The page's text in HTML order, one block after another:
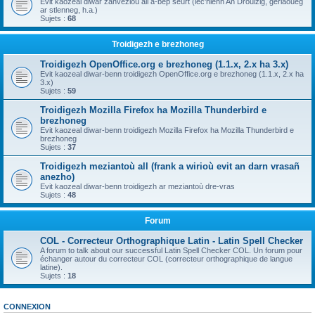
ar stlenneg, h.a.)
Sujets : 68
Troidigezh e brezhoneg
Troidigezh OpenOffice.org e brezhoneg (1.1.x, 2.x ha 3.x)
Evit kaozeal diwar-benn troidigezh OpenOffice.org e brezhoneg (1.1.x, 2.x ha
3.x)
Sujets : 59
Troidigezh Mozilla Firefox ha Mozilla Thunderbird e
brezhoneg
Evit kaozeal diwar-benn troidigezh Mozilla Firefox ha Mozilla Thunderbird e
brezhoneg
Sujets : 37
Troidigezh meziantoù all (frank a wirioù evit an darn vrasañ
anezho)
Evit kaozeal diwar-benn troidigezh ar meziantoù dre-vras
Sujets : 48
Forum
COL - Correcteur Orthographique Latin - Latin Spell Checker
A forum to talk about our successful Latin Spell Checker COL. Un forum pour
échanger autour du correcteur COL (correcteur orthographique de langue
latine).
Sujets : 18
CONNEXION